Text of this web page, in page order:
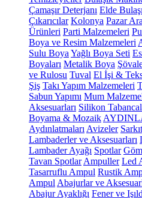
Çamaşır Deterjanı Elde
Çıkarıcılar Kolonya Pazar
Ürünleri Parti Malzemeleri
Boya ve Resim Malzemeleri
Sulu Boya Yağlı Boya Seti
Boyaları Metalik Boya
ve Rulosu Tuval El İşi &
Şiş Takı Yapım Malzemeleri
Sabun Yapımı Mum
Aksesuarları Silikon
Boyama & Mozaik
Aydınlatmaları Avizeler
Lambaderler ve Aksesuarları
Lambader Ayağı Spotlar
Tavan Spotlar Ampuller Led
Tasarruflu Ampul Rustik
Ampul Abajurlar ve
Abajur Ayaklığı Fener ve